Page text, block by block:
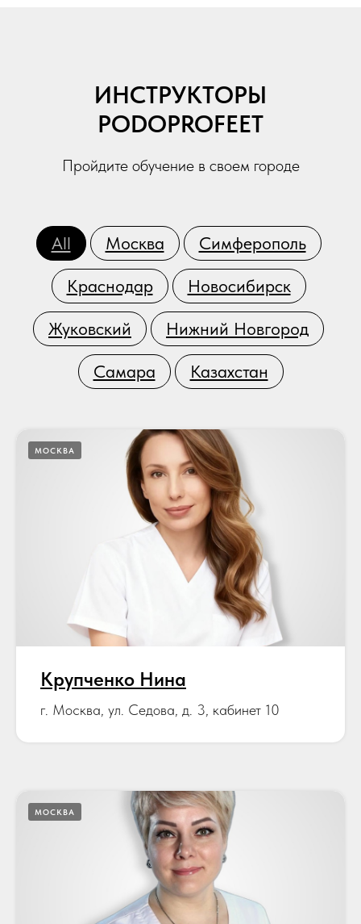
ИНСТРУКТОРЫ
PODOPROFEET
Пройдите обучение в своем городе
All Москва Симферополь
Краснодар Новосибирск
Жуковский Нижний Новгород
Самара Казахстан
МОСКВА
Крупченко Нина
г. Москва, ул. Седова, д. 3, кабинет 10
МОСКВА